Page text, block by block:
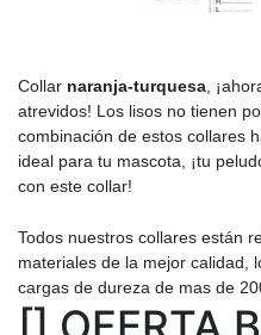
Collar naranja-turquesa ,
atrevidos! Los lisos no tienen
combinación de estos collares
ideal para tu mascota, ¡tu
con este collar!
Todos nuestros collares están
materiales de la mejor calidad,
cargas de dureza de mas de